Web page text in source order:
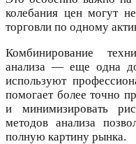
колебания цен могут
торговли по одному
Комбинирование
анализа — еще одна
используют
помогает более точно
и минимизировать
методов анализа
полную картину рынка.